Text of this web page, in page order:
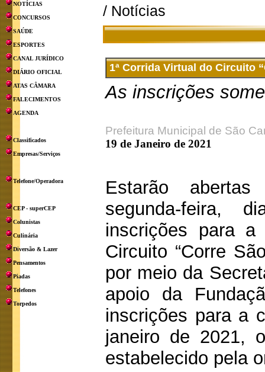
NOTÍCIAS
CONCURSOS
SAÚDE
ESPORTES
CANAL JURÍDICO
DIÁRIO OFICIAL
ATAS CÂMARA
FALECIMENTOS
AGENDA
Classificados
Empresas/Serviços
Telefone/Operadora
CEP - superCEP
Colunistas
Culinária
Diversão & Lazer
Pensamentos
Piadas
Telefones
Torpedos
/ Notícias
1ª Corrida Virtual do Circuito
As inscrições
Prefeitura Municipal de São
19 de Janeiro de 2021
Estarão
segunda-feira,
inscrições para a
Circuito “Corre
por meio da
apoio da
inscrições para a
janeiro de 2021,
estabelecido pela